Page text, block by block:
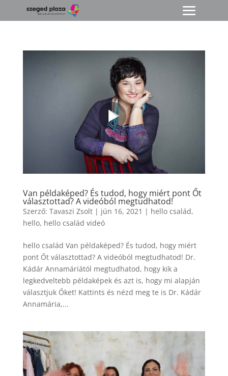
Van példaképed? És tudod, hogy miért pont Őt
választottad? A videóból megtudhatod!
Szerző: Tavaszi Zsolt| jún 16, 2021 | hello család,
hello, hello család videó
hello család Van példaképed? És tudod, hogy miért
pont Őt választottad? A videóból megtudhatod! Dr.
Kádár Annamáriától megtudhatod, hogy kik a
legkedveltebb példaképek és azt is, hogy mi alapján
választjuk Őket! Kattints és nézd meg te is Dr. Kádár
Annamária,...